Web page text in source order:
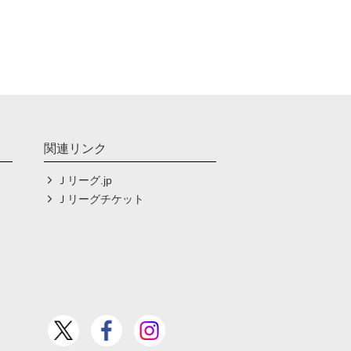
関連リンク
Ｊリーグ.jp
Ｊリーグチケット